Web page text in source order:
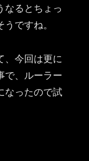
るとちょっ
ですね。
、今回は更に
で、ルーラー
なったので試
定規）が使えるよう